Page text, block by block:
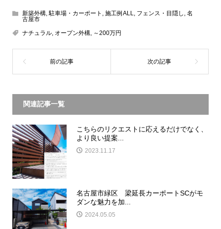
新築外構,駐車場・カーポート , 施工例ALL, フェンス・目隠し , 名
古屋市
ナチュラル, オープン外構, ～200万円
関連記事一覧
こちらのリクエストに応えるだけでなく、
より良い提案...
2023.11.17
名古屋市緑区 梁延長カーポートSCがモ
ダンな魅力を加...
2024.05.05